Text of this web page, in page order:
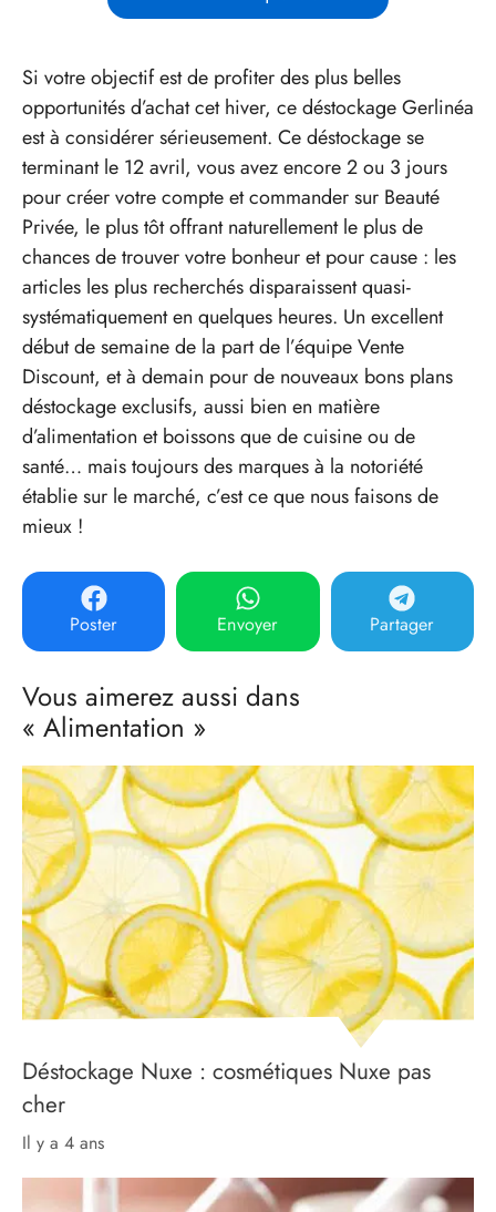
Si votre objectif est de profiter des plus belles
opportunités d’achat cet hiver, ce déstockage Gerlinéa
est à considérer sérieusement. Ce déstockage se
terminant le 12 avril, vous avez encore 2 ou 3 jours
pour créer votre compte et commander sur Beauté
Privée, le plus tôt offrant naturellement le plus de
chances de trouver votre bonheur et pour cause : les
articles les plus recherchés disparaissent quasi-
systématiquement en quelques heures. Un excellent
début de semaine de la part de l’équipe Vente
Discount, et à demain pour de nouveaux bons plans
déstockage exclusifs, aussi bien en matière
d’alimentation et boissons que de cuisine ou de
santé… mais toujours des marques à la notoriété
établie sur le marché, c’est ce que nous faisons de
mieux !
Poster Envoyer Partager
Vous aimerez aussi dans
« Alimentation »
Déstockage Nuxe : cosmétiques Nuxe pas
cher
il y a 4 ans